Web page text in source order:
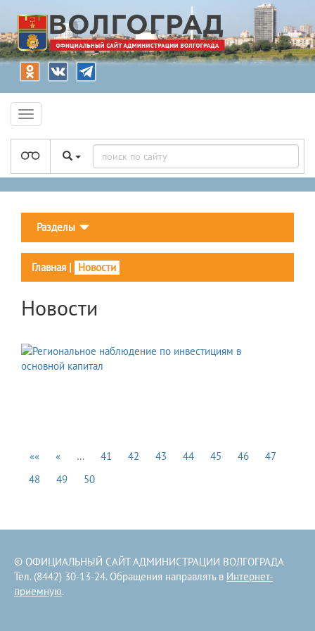
Разделы
Главная | Новости
Новости
«« « … 41 42 43 44 45 46
47
48
49 50
© ОФИЦИАЛЬНЫЙ САЙТ АДМИНИСТРАЦИИ ВОЛГОГРАДА
Тел. (8442) 30-13-24. Обращения направлять в Интернет-
приемную.